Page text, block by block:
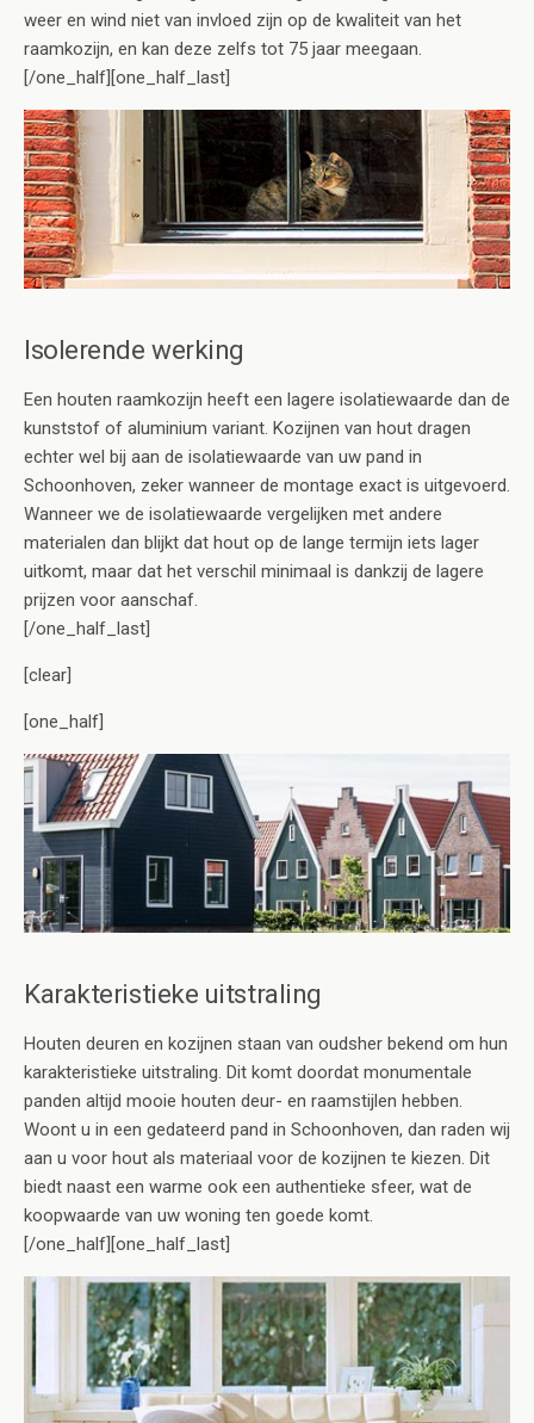
weer en wind niet van invloed zijn op de kwaliteit van het
raamkozijn, en kan deze zelfs tot 75 jaar meegaan.
[/one_half][one_half_last]
Isolerende werking
Een houten raamkozijn heeft een lagere isolatiewaarde dan de
kunststof of aluminium variant. Kozijnen van hout dragen
echter wel bij aan de isolatiewaarde van uw pand in
Schoonhoven, zeker wanneer de montage exact is uitgevoerd.
Wanneer we de isolatiewaarde vergelijken met andere
materialen dan blijkt dat hout op de lange termijn iets lager
uitkomt, maar dat het verschil minimaal is dankzij de lagere
prijzen voor aanschaf.
[/one_half_last]
[clear]
[one_half]
Karakteristieke uitstraling
Houten deuren en kozijnen staan van oudsher bekend om hun
karakteristieke uitstraling. Dit komt doordat monumentale
panden altijd mooie houten deur- en raamstijlen hebben.
Woont u in een gedateerd pand in Schoonhoven, dan raden wij
aan u voor hout als materiaal voor de kozijnen te kiezen. Dit
biedt naast een warme ook een authentieke sfeer, wat de
koopwaarde van uw woning ten goede komt.
[/one_half][one_half_last]